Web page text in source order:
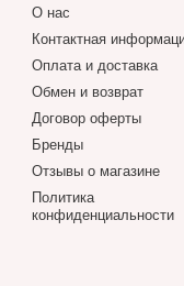
О нас
Контактная
Оплата и доставка
Обмен и возврат
Договор оферты
Бренды
Отзывы о магазине
Политика
конфиденциальности